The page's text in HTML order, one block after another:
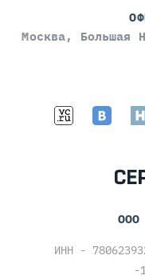
Москва, Большая
ООО
ИНН -
-